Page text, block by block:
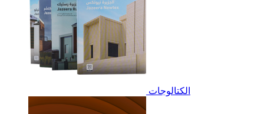
الكتالوجات